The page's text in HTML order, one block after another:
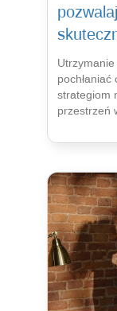
pochłaniać
strategiom
przestrzeń